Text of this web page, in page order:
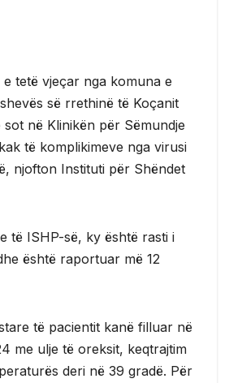
e tetë vjeçar nga komuna e
së rrethinë të Koçanit
në Klinikën për Sëmundje
të komplikimeve nga virusi
njofton Instituti për Shëndet
të ISHP-së, ky është rasti i
është raportuar më 12
të pacientit kanë filluar në
me ulje të oreksit, keqtrajtim
deri në 39 gradë. Për